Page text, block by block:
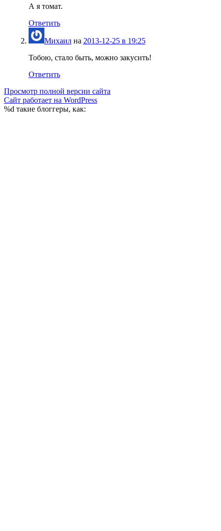
А я томат.
Ответить
Михаилна 2013-12-25 в 19:25
Тобою, стало быть, можно закусить!
Ответить
Просмотр полной версии сайта
Сайт работает на WordPress
%d такие блоггеры, как: